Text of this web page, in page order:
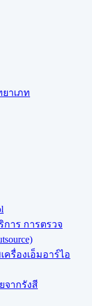
าเภท
าร การตรวจ
รื่องเอ็มอาร์ไอ
จากรังสี